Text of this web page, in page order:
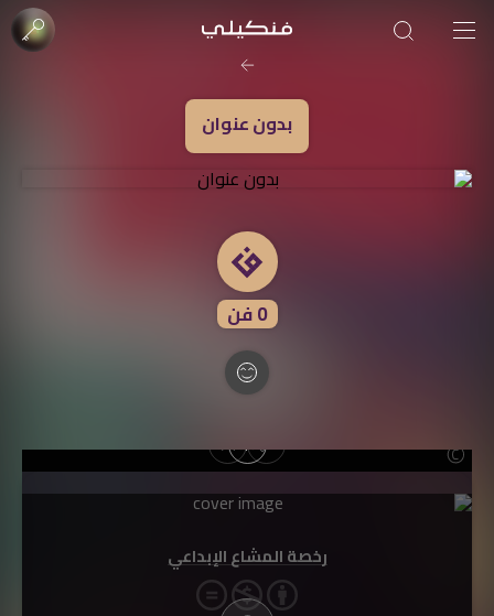
بدون عنوان
0فن
رخصة المشاع الإبداعي
صورة الغلاف من فن
SOUFIANE Abid